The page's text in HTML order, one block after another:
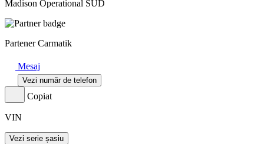
Madison Operational SUD
Partener Carmatik
Mesaj
Vezi număr de telefon
Copiat
VIN
Vezi serie șasiu